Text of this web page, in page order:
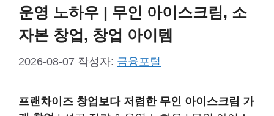
운영 노하우 | 무인 아이스크림, 소
자본 창업, 창업 아이템
2026-08-07 작성자: 금융포털
프랜차이즈 창업보다 저렴한 무인 아이스크림 가